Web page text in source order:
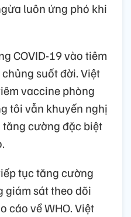
luôn ứng phó khi
COVID-19 vào tiêm
suốt đời. Việt
vaccine phòng
tôi vẫn khuyến nghị
cường đặc biệt
tục tăng cường
giám sát theo dõi
cáo về WHO. Việt